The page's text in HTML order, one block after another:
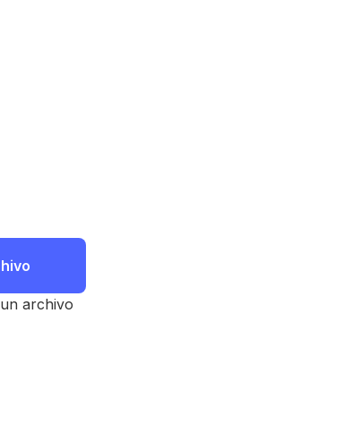
archivo